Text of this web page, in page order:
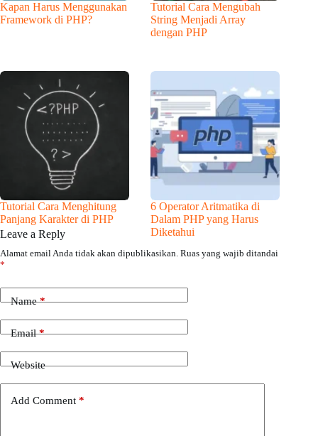
Kapan Harus Menggunakan
Framework di PHP?
Tutorial Cara Mengubah
String Menjadi Array
dengan PHP
Tutorial Cara Menghitung
Panjang Karakter di PHP
6 Operator Aritmatika di
Dalam PHP yang Harus
Diketahui
Leave a Reply
Alamat email Anda tidak akan dipublikasikan. Ruas yang wajib ditandai
*
Name*
Email*
Website
Add Comment *